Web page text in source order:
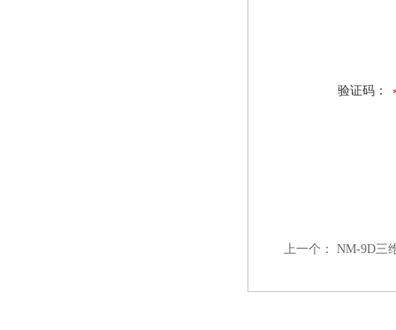
验证码：
上一个： NM-9D三